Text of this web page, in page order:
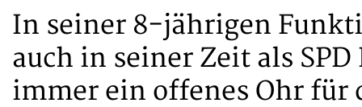
In seiner 8-jährigen
auch in seiner Zeit als
immer ein offenes Ohr für